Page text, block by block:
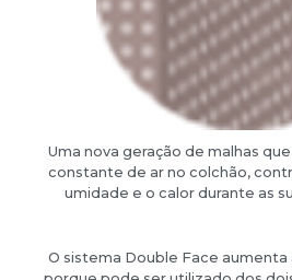
Uma nova geração de malhas
constante de ar no colchão,
umidade e o calor durante as
O sistema Double Face aumenta